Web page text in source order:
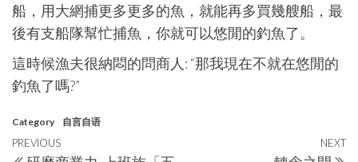
船，用大網捕更多更多的魚，就能再多買幾艘船，最
後有支船隊幫忙捕魚，你就可以悠閒的釣魚了。
這時候漁夫很納悶的問商人: “那我現在不就在悠閒的
釣魚了嗎?”
Category 自言自语
Post
Previous
PREVIOUS NEXT